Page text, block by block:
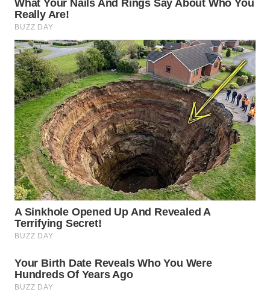
WN
KEPULAUAN
SERIBU
WN
TANGERANG
WN
BINJAI
WN
CIREBON
WN
INDRAMAYU
KUNINGAN